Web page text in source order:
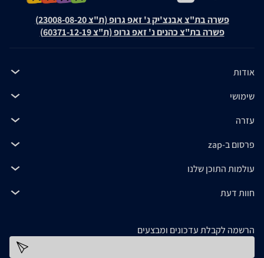
פשרה בת"צ אבנצ'יק נ' זאפ גרופ (ת"צ 23008-08-20)
פשרה בת"צ כהנים נ' זאפ גרופ (ת"צ 60371-12-19)
אודות
שימושי
עזרה
פרסום ב-zap
עולמות התוכן שלנו
חוות דעת
הרשמה לקבלת עדכונים ומבצעים